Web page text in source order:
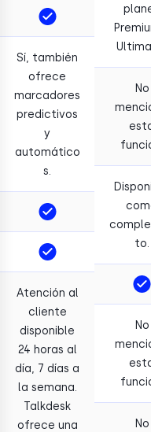
Sí, también
ofrece
marcadores
predictivos
y
automático
s.
Atención al
cliente
disponible
24 horas al
día, 7 días a
la semana.
Talkdesk
ofrece una
No
to.
No
No